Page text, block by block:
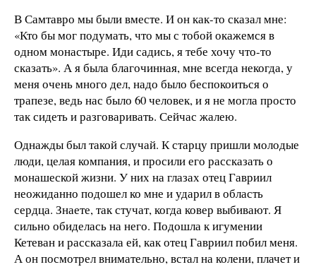
В Самтавро мы были вместе. И он как-то сказал мне:
«Кто бы мог подумать, что мы с тобой окажемся в
одном монастыре. Иди садись, я тебе хочу что-то
сказать». А я была благочинная, мне всегда некогда, у
меня очень много дел, надо было беспокоиться о
трапезе, ведь нас было 60 человек, и я не могла просто
так сидеть и разговаривать. Сейчас жалею.
Однажды был такой случай. К старцу пришли молодые
люди, целая компания, и просили его рассказать о
монашеской жизни. У них на глазах отец Гавриил
неожиданно подошел ко мне и ударил в область
сердца. Знаете, так стучат, когда ковер выбивают. Я
сильно обиделась на него. Подошла к игумении
Кетеван и рассказала ей, как отец Гавриил побил меня.
А он посмотрел внимательно, встал на колени, плачет и